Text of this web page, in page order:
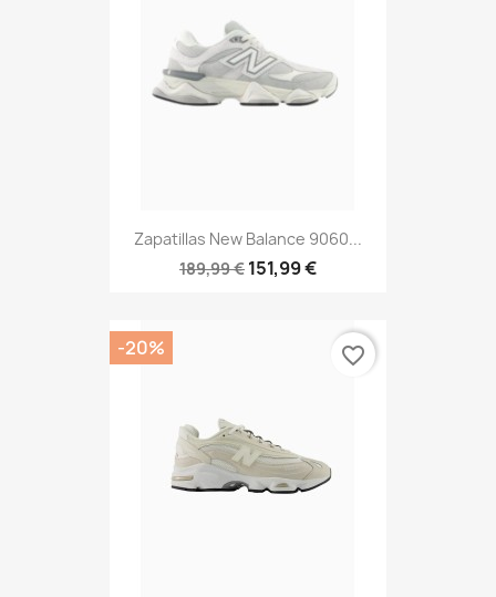
Zapatillas New Balance 9060...
189,99 € 151,99 €
-20% favorite_border